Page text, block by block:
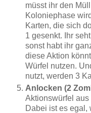
müsst ihr den
Koloniephase
Karten, die sich
1 gesenkt. Ihr
sonst habt ihr
diese Aktion
Würfel nutzen.
nutzt, werden 3
Anlocken (2
Aktionswürfel
Dabei ist es egal,